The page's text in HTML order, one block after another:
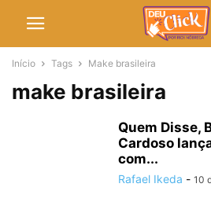
Início Tags Make brasileira
make brasileira
Quem Disse,
Cardoso
com...
Rafael Ikeda - 10